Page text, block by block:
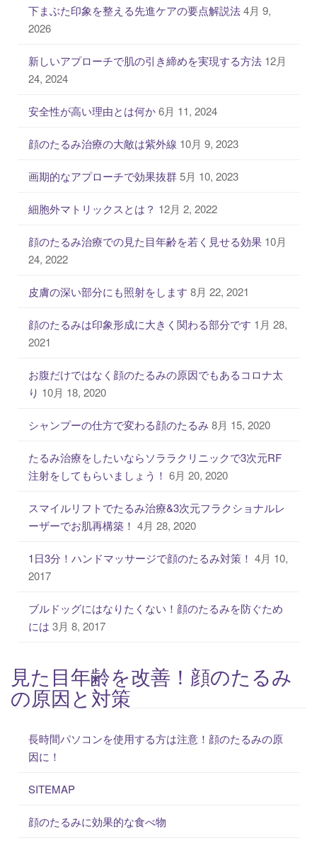
下まぶた印象を整える先進ケアの要点解説法4月 9,
2026
新しいアプローチで肌の引き締めを実現する方法 12月
24, 2024
安全性が高い理由とは何か6月 11, 2024
顔のたるみ治療の大敵は紫外線 10月 9, 2023
画期的なアプローチで効果抜群5月 10, 2023
細胞外マトリックスとは？ 12月 2, 2022
顔のたるみ治療での見た目年齢を若く見せる効果 10月
24, 2022
皮膚の深い部分にも照射をします 8月 22, 2021
顔のたるみは印象形成に大きく関わる部分です 1月 28,
2021
お腹だけではなく顔のたるみの原因でもあるコロナ太
り 10月 18, 2020
シャンプーの仕方で変わる顔のたるみ 8月 15, 2020
たるみ治療をしたいならソララクリニックで3次元RF
注射をしてもらいましょう！ 6月 20, 2020
スマイルリフトでたるみ治療&3次元フラクショナルレ
ーザーでお肌再構築！ 4月 28, 2020
1日3分！ハンドマッサージで顔のたるみ対策！ 4月 10,
2017
ブルドッグにはなりたくない！顔のたるみを防ぐため
には 3月 8, 2017
見た目年齢を改善！顔のたるみ
の原因と対策
長時間パソコンを使用する方は注意！顔のたるみの原
因に！
SITEMAP
顔のたるみに効果的な食べ物